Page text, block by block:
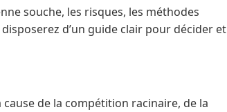
souche, les risques, les méthodes
d’un guide clair pour décider et
de la compétition racinaire, de la